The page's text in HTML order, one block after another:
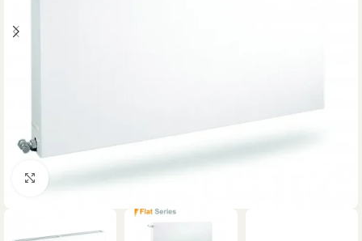
Klik om te vergroten